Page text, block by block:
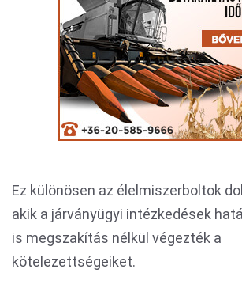
Ez különösen az élelmiszerboltok
akik a járványügyi intézkedések
is megszakítás nélkül végezték a
kötelezettségeiket.